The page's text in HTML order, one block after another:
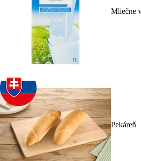
Mliečne
Pekáreň